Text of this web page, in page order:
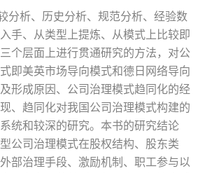
分析、历史分析、规范分析、经验数
手、从类型上提炼、从模式上比较即
个层面上进行贯通研究的方法，对公
即美英市场导向模式和德日网络导向
形成原因、公司治理模式趋同化的经
、趋同化对我国公司治理模式构建的
统和较深的研究。本书的研究结论
公司治理模式在股权结构、股东类
部治理手段、激励机制、职工参与以